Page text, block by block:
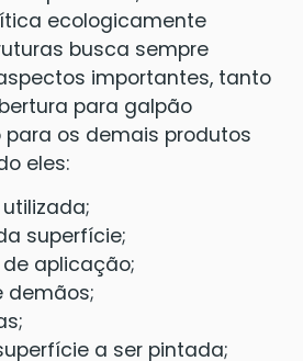
ecologicamente
busca sempre
importantes, tanto
para galpão
os demais produtos
eles:
superfície;
aplicação;
demãos;
a ser pintada;